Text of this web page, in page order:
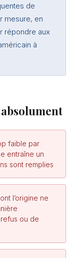
de
mesure, en
répondre aux
à
faible par
entraîne un
sont remplies
l’origine ne
ou de